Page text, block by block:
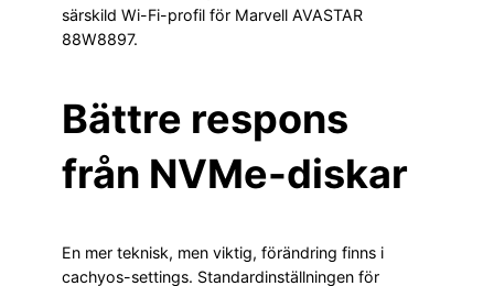
särskild Wi-Fi-profil för Marvell AVASTAR
88W8897.
Bättre respons
från NVMe-diskar
En mer teknisk, men viktig, förändring finns i
cachyos-settings. Standardinställningen för